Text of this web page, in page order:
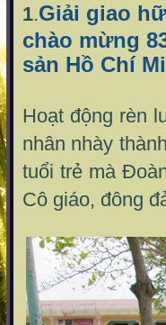
1.Giải giao
chào mừng
sản Hồ Chí
Hoạt động rèn
nhân nhày
tuổi trẻ mà
Cô giáo, đông